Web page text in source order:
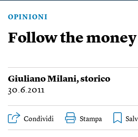
OPINIONI
Follow the money
Giuliano Milani, storico
30.6.2011
Condividi Stampa